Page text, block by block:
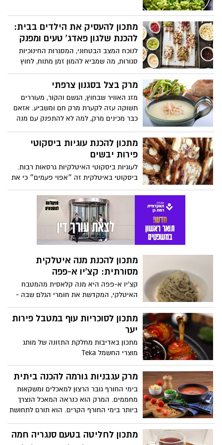
מתכון להעסיק את הילדים בבית:
להכנת שלגון פאדג' טעים ומפנק
לנוכח המצב הבטחוני, המסגרות החינוכיות
סגורות, מה שמביא להמון זמן מתוח, לחוץ
ו"משעמם" עם הילדים בבית. הורים רבים
מחפשים תעסוקה עבורם ופעילויות יצירותיות.
שלגון פאדג' באמצעות גלידת פינט של
שוקולד בראוניס.
מרק בצל בסגנון צרפתי
מזג האוויר שבחוץ, הגשם והקור, מעוררים
תשוקה עזה לקערת מרק חם ומשביע. אזאם
כבר מכינים מרק, למה לא להתפנק עם מנה
להכין בבית והתוצאה מושלמת וטעימה.
באדיבות השף הראשי של קפה גרג, אלעד
אמסלם
מתכון להכנת עוגיות ביסקוטי
פירות יבשים
לעוגיות ביסקוטי האיטלקיות גרסאות רבות.
ביסקוטי באיטלקית זה ״אפוי פעמים״ כי את
העוגיה הזו אופים פעמיים. הן עוגיות
שנחשבות קלות להכנה והמרכיבים גמישים
מאוד, ניתן להכין אותם עם המצרכים שיש
בבית ואפשר להכין אותם לפי מה שאוהבים,
כמו: להפחית סוכר, לשלב קמח מלא, לשלב
פירות יבשים שונים ועוד. את גרסאת
בבית במהלך כל השנה, שידרגה הקונדיטורית
של רשת קפה ביגה, שרית גז, שחושפת מתכון
מיוחד, טעים וקל, שינצל את כל שאריות
הפירות היבשים, האגוזים והשקדים שיש לכם
מתכון להכנת מנה איטלקית
מסורתית: קצ'יו א-פפה
קצ'יו א-פפה היא מנה קלאסית מהמטבח
האיטלקי, המקדשת את חומרי הגלם שבה -
גבינות משובחות. היא פשוטה להכנה, כוללת
מעט מאוד מרכיבים וקוצרת מחמאות בשפע.
השף האיטלקי, זוכה "מאסטר שף",
הבייתי שלו
מתכון לסוכריות עוף במטבל פירות
יער
מתכון באדיבות מחלקת התזונה של מותג
מוצרי החשמל Teka
מרק עגבניות גורמה להכנה ביתית
בימי החורף גובר הרצון למאכלים ומשקאות
מחממים. המרק הוא כנראה המאכל הנצרך
ביותר בימי החורף הקרים. הוא תורם לתחושת
אותו בנוזלים, מהיר וקל להכנה. חברת
הרבלייף מציעה לחורף מרק עגבניות גורמה
מתכון לחליטה בטעם סנגריה חמה